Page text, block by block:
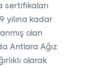
sertifikaları
yılına kadar
olan
Antlara Ağız
olarak